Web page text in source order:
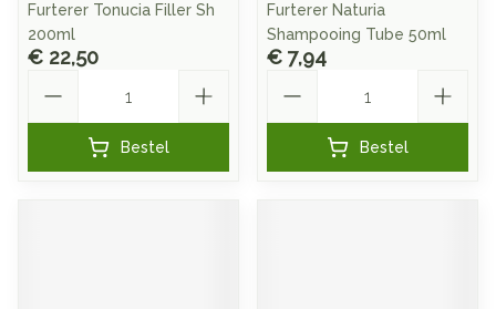
Furterer Tonucia Filler Sh
200ml
€ 22,50
Bestel
Furterer Naturia
Shampooing Tube 50ml
€ 7,94
Bestel